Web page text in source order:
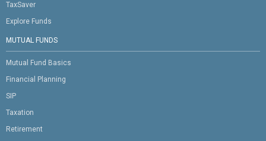
TaxSaver
Explore Funds
MUTUAL FUNDS
Mutual Fund Basics
Financial Planning
SIP
Taxation
Retirement